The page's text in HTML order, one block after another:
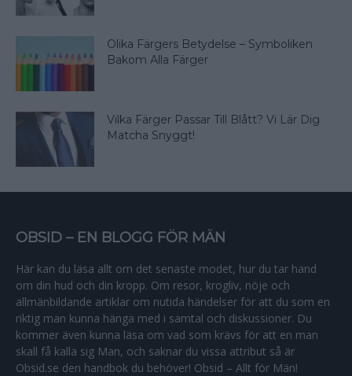
Olika Färgers Betydelse – Symboliken
Bakom Alla Färger
Vilka Färger Passar Till Blått? Vi Lär Dig
Matcha Snyggt!
OBSID – EN BLOGG FÖR MÄN
Här kan du läsa allt om det senaste modet, hur du tar hand
om din hud och din kropp. Om resor, krogliv, nöje och
allmänbildande artiklar om nutida händelser för att du som en
riktig man kunna hänga med i samtal och diskussioner. Du
kommer även kunna läsa om vad som krävs för att en man
skall få kalla sig Man, och saknar du vissa attribut så är
Obsid.se den handbok du behöver! Obsid – Allt för Män!